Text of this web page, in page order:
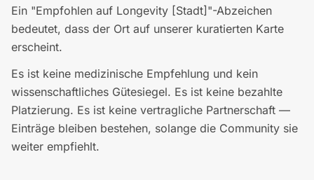
Ein "Empfohlen auf Longevity [Stadt]"-Abzeichen
bedeutet, dass der Ort auf unserer kuratierten Karte
erscheint.
Es ist keine medizinische Empfehlung und kein
wissenschaftliches Gütesiegel. Es ist keine bezahlte
Platzierung. Es ist keine vertragliche Partnerschaft —
Einträge bleiben bestehen, solange die Community sie
weiter empfiehlt.